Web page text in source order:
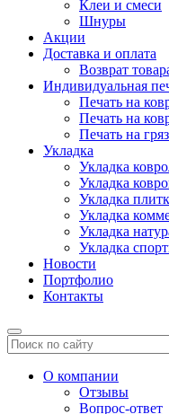
Клеи и смеси
Шнуры
Акции
Доставка и оплата
Возврат
Индивидуальная
Печать на
Печать на
Печать на
Укладка
Укладка
Укладка
Укладка
Укладка
Укладка
Укладка
Новости
Портфолио
Контакты
О компании
Отзывы
Вопрос-ответ